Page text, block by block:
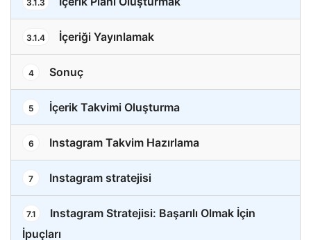
3.1.3
3.1.4 İçeriği Yayınlamak
4 Sonuç
5 İçerik Takvimi Oluşturma
6 Instagram Takvim Hazırlama
7 Instagram stratejisi
7.1
Instagram Stratejisi: Başarılı Olmak İçin
İpuçları